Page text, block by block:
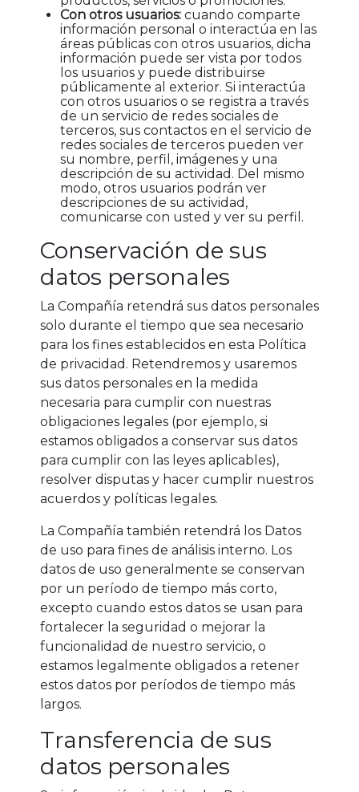
Con otros usuarios: cuando comparte
información personal o interactúa en las
áreas públicas con otros usuarios, dicha
información puede ser vista por todos
los usuarios y puede distribuirse
públicamente al exterior. Si interactúa
con otros usuarios o se registra a través
de un servicio de redes sociales de
terceros, sus contactos en el servicio de
redes sociales de terceros pueden ver
su nombre, perfil, imágenes y una
descripción de su actividad. Del mismo
modo, otros usuarios podrán ver
descripciones de su actividad,
comunicarse con usted y ver su perfil.
Conservación de sus
datos personales
La Compañía retendrá sus datos personales
solo durante el tiempo que sea necesario
para los fines establecidos en esta Política
de privacidad. Retendremos y usaremos
sus datos personales en la medida
necesaria para cumplir con nuestras
obligaciones legales (por ejemplo, si
estamos obligados a conservar sus datos
para cumplir con las leyes aplicables),
resolver disputas y hacer cumplir nuestros
acuerdos y políticas legales.
La Compañía también retendrá los Datos
de uso para fines de análisis interno. Los
datos de uso generalmente se conservan
por un período de tiempo más corto,
excepto cuando estos datos se usan para
fortalecer la seguridad o mejorar la
funcionalidad de nuestro servicio, o
estamos legalmente obligados a retener
estos datos por períodos de tiempo más
largos.
Transferencia de sus
datos personales